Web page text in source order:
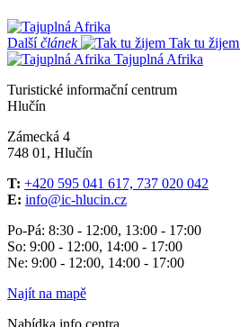
Dalšíčlánek Tak tu žijem
Tajuplná Afrika
Turistické informační centrum
Hlučín
Zámecká 4
748 01, Hlučín
T: +420 595 041 617, 737 020 042
E: info@ic-hlucin.cz
Po-Pá: 8:30 - 12:00, 13:00 - 17:00
So: 9:00 - 12:00, 14:00 - 17:00
Ne: 9:00 - 12:00, 14:00 - 17:00
Najít na mapě
Nabídka info centra